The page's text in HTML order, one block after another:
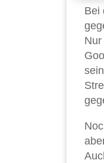
Bei